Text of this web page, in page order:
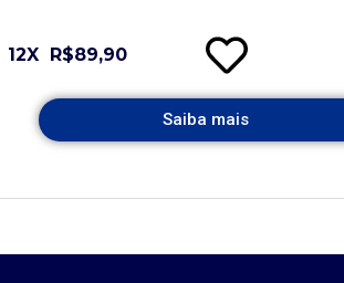
12X R$89,90
Saiba mais